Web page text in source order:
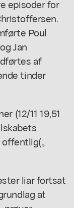
episoder for
Poul
Jan
af
tinder
(12/11 19,51
liar fortsat
at